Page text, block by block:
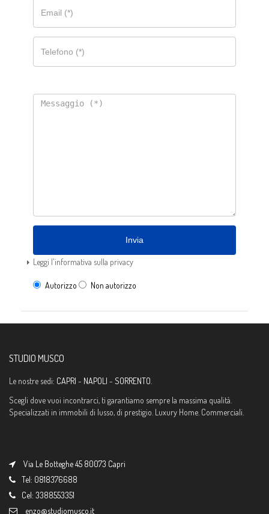
Invia
Leggi l'informativa sulla privacy
Autorizzo Non autorizzo
STUDIO MUSCO
Le nostre sedi: CAPRI - NAPOLI - SORRENTO
Scegli dove vuoi incontrarci, ti garantiamo sempre la massima qualità.
Specializzati in immobili di lusso, di prestigio. Luxury Home. Commerciali.
Via Le Botteghe 45 80073 Capri
Tel: 0818376688
Cel: 3388553351
enzo@studiomusco.it